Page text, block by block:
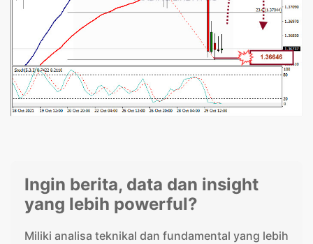
Ingin berita, data dan insight
yang lebih powerful?
Miliki analisa teknikal dan fundamental yang lebih